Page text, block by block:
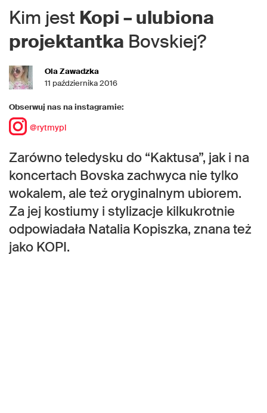
Kim jest Kopi – ulubiona
projektantka Bovskiej?
Ola Zawadzka
11 października 2016
Obserwuj nas na instagramie:
@rytmypl
Zarówno teledysku do “Kaktusa”, jak i na
koncertach Bovska zachwyca nie tylko
wokalem, ale też oryginalnym ubiorem.
Za jej kostiumy i stylizacje kilkukrotnie
odpowiadała Natalia Kopiszka, znana też
jako KOPI.